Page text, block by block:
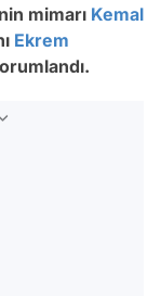
mimarı Kemal
Ekrem